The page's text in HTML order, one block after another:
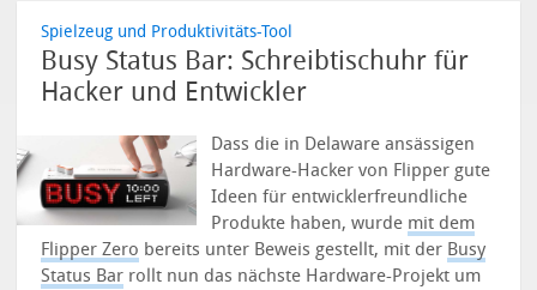
Spielzeug und Produktivitäts-Tool
Busy Status Bar: Schreibtischuhr für
Hacker und Entwickler
Dass die in Delaware ansässigen
Hardware-Hacker von Flipper gute
Ideen für entwicklerfreundliche
Produkte haben, wurde mit dem
Flipper Zero bereits unter Beweis gestellt, mit der Busy
Status Bar rollt nun das nächste Hardware-Projekt um